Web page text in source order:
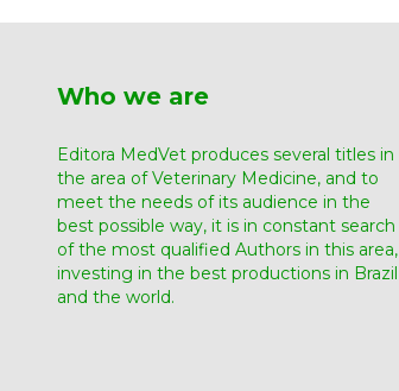
Who we are
Editora MedVet produces several titles in
the area of ​​Veterinary Medicine, and to
meet the needs of its audience in the
best possible way, it is in constant search
of the most qualified Authors in this area,
investing in the best productions in Brazil
and the world.